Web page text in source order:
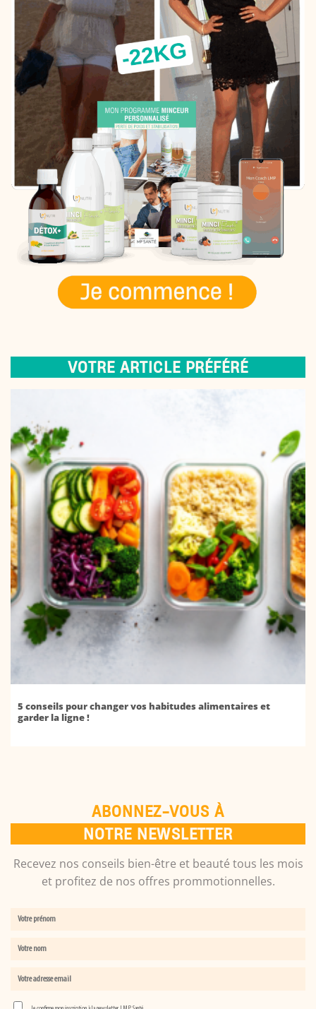
VOTRE ARTICLE PRÉFÉRÉ
5 conseils pour changer vos habitudes alimentaires et
garder la ligne !
ABONNEZ-VOUS À
NOTRE NEWSLETTER
Recevez nos conseils bien-être et beauté tous les mois
et profitez de nos offres prommotionnelles.